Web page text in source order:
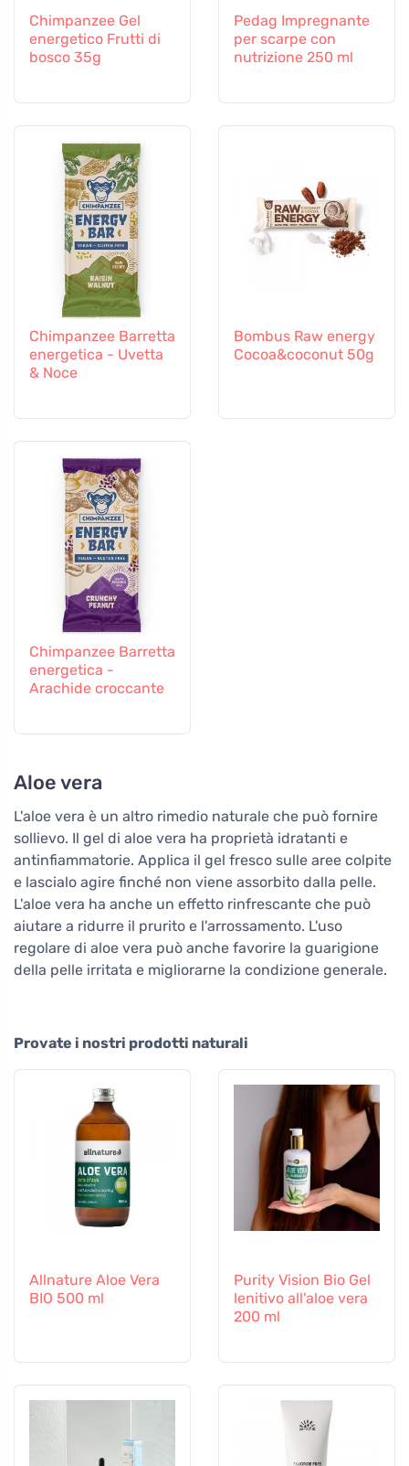
Chimpanzee Gel
energetico Frutti di
bosco 35g
Pedag Impregnante
per scarpe con
nutrizione 250 ml
Chimpanzee Barretta
energetica - Uvetta
& Noce
Bombus Raw energy
Cocoa&coconut 50g
Chimpanzee Barretta
energetica -
Arachide croccante
Aloe vera
L'aloe vera è un altro rimedio naturale che può fornire
sollievo. Il gel di aloe vera ha proprietà idratanti e
antinfiammatorie. Applica il gel fresco sulle aree colpite
e lascialo agire finché non viene assorbito dalla pelle.
L'aloe vera ha anche un effetto rinfrescante che può
aiutare a ridurre il prurito e l'arrossamento. L'uso
regolare di aloe vera può anche favorire la guarigione
della pelle irritata e migliorarne la condizione generale.
Provate i nostri prodotti naturali
Allnature Aloe Vera
BIO 500 ml
Purity Vision Bio Gel
lenitivo all'aloe vera
200 ml